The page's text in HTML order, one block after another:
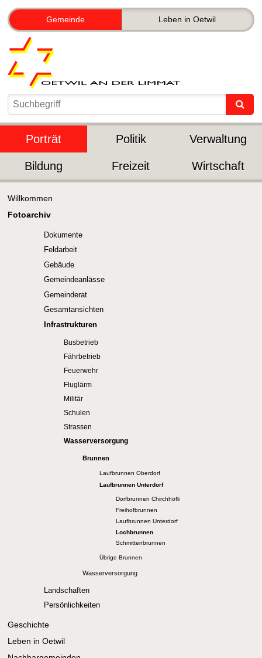
Gemeinde Leben in Oetwil
Porträt Politik Verwaltung
Bildung Freizeit Wirtschaft
Willkommen
Fotoarchiv
Dokumente
Feldarbeit
Gebäude
Gemeindeanlässe
Gemeinderat
Gesamtansichten
Infrastrukturen
Busbetrieb
Fährbetrieb
Feuerwehr
Fluglärm
Militär
Schulen
Strassen
Wasserversorgung
Brunnen
Laufbrunnen Oberdorf
Laufbrunnen Unterdorf
Dorfbrunnen Chirchhöfli
Freihofbrunnen
Laufbrunnen Unterdorf
Lochbrunnen
Schmittenbrunnen
Übrige Brunnen
Wasserversorgung
Landschaften
Persönlichkeiten
Geschichte
Leben in Oetwil